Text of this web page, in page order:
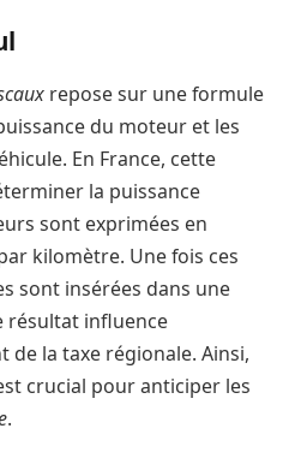
repose sur une formule
du moteur et les
En France, cette
la puissance
sont exprimées en
kilomètre. Une fois ces
sont insérées dans une
résultat influence
la taxe régionale. Ainsi,
crucial pour anticiper les
.